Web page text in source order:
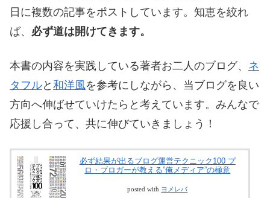
日に複数の記事をポストしています。知恵を絞れ
ば、 必ず道は開けてきます。
本書の内容を実践している著者お二人のブログ、 ネ
タフルと 和洋風を参考にしながら、当ブログを良い
方向へ伸ばせていけたらと考えています。みんなで
応援し合って、共に伸びていきましょう！
必ず結果が出るブログ運営テクニック100 プ
ロ・ブロガーが教える”俺メディア”の極意
posted with ヨメレバ